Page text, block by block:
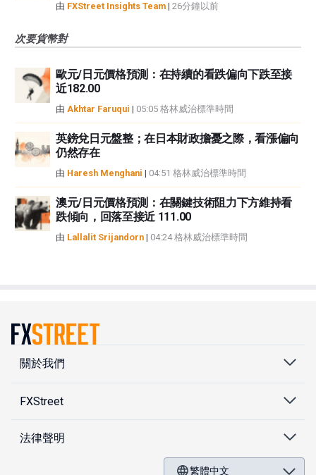
由 FXStreet Insights Team | 26分鐘以前
次要貨幣對
歐元/日元價格預測：在持續的看跌偏向下跌至接
近182.00
由 Akhtar Faruqui | 05:05 格林威治標準時間
英鎊兌日元盤整；在日本財政擔憂之際，看漲偏向
仍然存在
由 Haresh Menghani | 04:51 格林威治標準時間
澳元/日元價格預測：在關鍵技術阻力下方維持看
跌傾向，回落至接近 111.00
由 Lallalit Srijandorn | 04:24 格林威治標準時間
關於我們
FXStreet
法律聲明
繁體中文